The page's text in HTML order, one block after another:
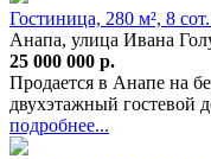
Гостиница, 280 м², 8 сот.
Анапа, улица Ивана
25 000 000 р.
Продается в Анапе на
двухэтажный гостевой
подробнее...